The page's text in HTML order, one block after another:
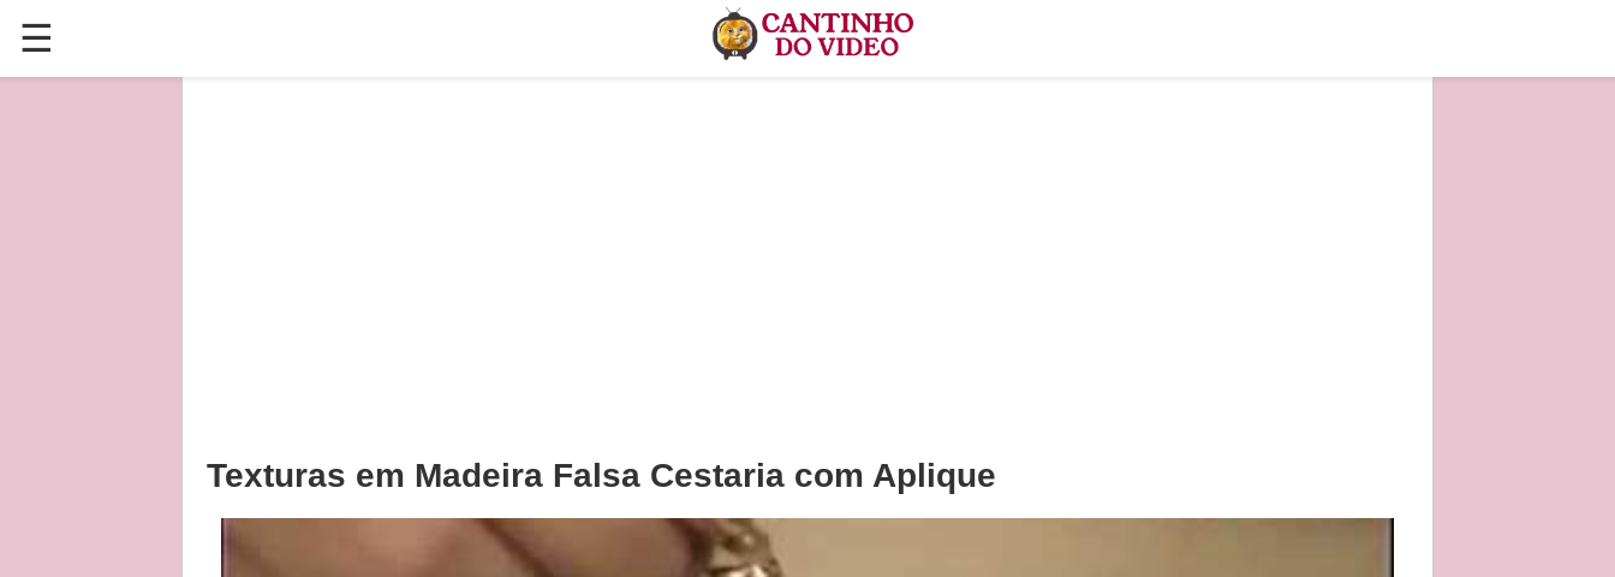
☰
✕
Texturas em Madeira Falsa Cestaria com Aplique